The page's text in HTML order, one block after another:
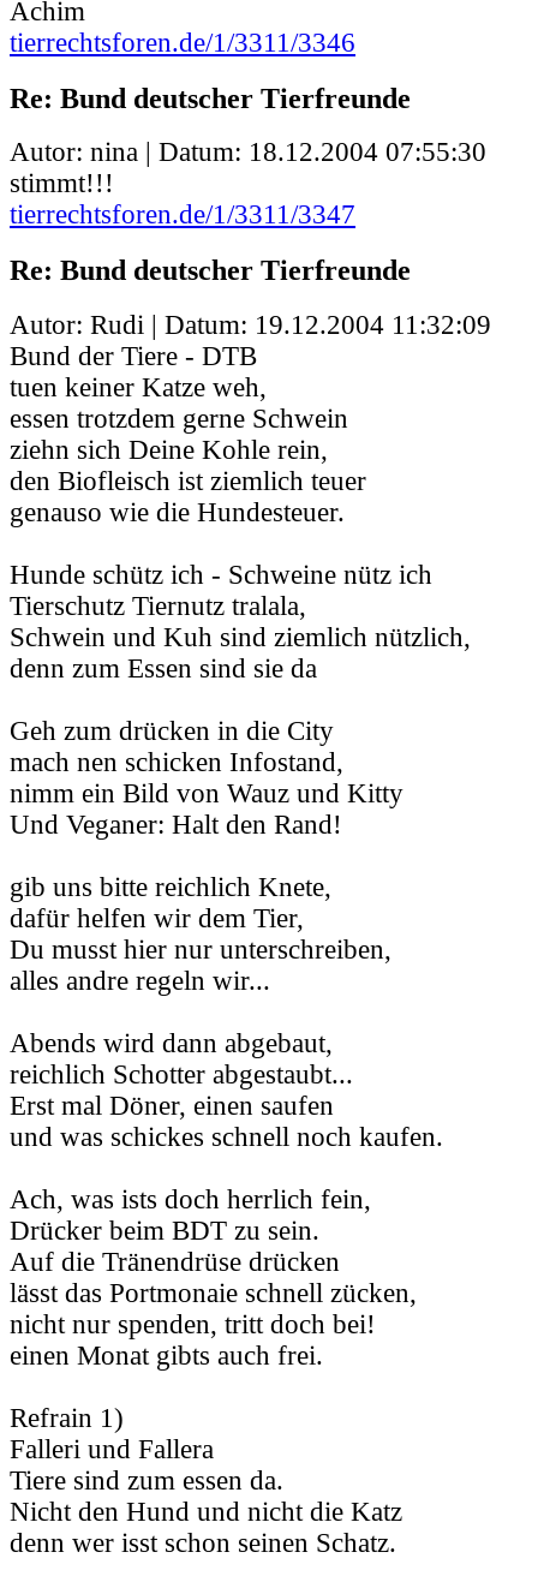
Achim
tierrechtsforen.de/1/3311/3346
Re: Bund deutscher Tierfreunde
Autor: nina | Datum: 18.12.2004 07:55:30
stimmt!!!
tierrechtsforen.de/1/3311/3347
Re: Bund deutscher Tierfreunde
Autor: Rudi | Datum: 19.12.2004 11:32:09
Bund der Tiere - DTB
tuen keiner Katze weh,
essen trotzdem gerne Schwein
ziehn sich Deine Kohle rein,
den Biofleisch ist ziemlich teuer
genauso wie die Hundesteuer.
Hunde schütz ich - Schweine nütz ich
Tierschutz Tiernutz tralala,
Schwein und Kuh sind ziemlich nützlich,
denn zum Essen sind sie da
Geh zum drücken in die City
mach nen schicken Infostand,
nimm ein Bild von Wauz und Kitty
Und Veganer: Halt den Rand!
gib uns bitte reichlich Knete,
dafür helfen wir dem Tier,
Du musst hier nur unterschreiben,
alles andre regeln wir...
Abends wird dann abgebaut,
reichlich Schotter abgestaubt...
Erst mal Döner, einen saufen
und was schickes schnell noch kaufen.
Ach, was ists doch herrlich fein,
Drücker beim BDT zu sein.
Auf die Tränendrüse drücken
lässt das Portmonaie schnell zücken,
nicht nur spenden, tritt doch bei!
einen Monat gibts auch frei.
Refrain 1)
Falleri und Fallera
Tiere sind zum essen da.
Nicht den Hund und nicht die Katz
denn wer isst schon seinen Schatz.